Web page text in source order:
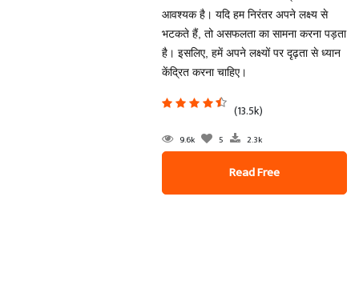
आवश्यक है। यदि हम निरंतर अपने लक्ष्य से
भटकते हैं, तो असफलता का सामना करना पड़ता
है। इसलिए, हमें अपने लक्ष्यों पर दृढ़ता से ध्यान
केंद्रित करना चाहिए।
(13.5k)
9.6k 5 2.3k
Read Free